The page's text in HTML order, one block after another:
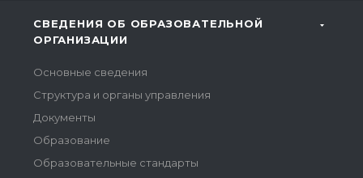
СВЕДЕНИЯ ОБ ОБРАЗОВАТЕЛЬНОЙ
ОРГАНИЗАЦИИ
Основные сведения
Структура и органы управления
Документы
Образование
Образовательные стандарты